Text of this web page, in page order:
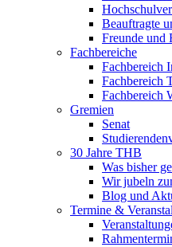
Beauftragte
Freunde und
Fachbereiche
Fachbereich
Fachbereich
Fachbereich
Gremien
Senat
30 Jahre THB
Was bisher
Wir jubeln
Blog und
Termine &